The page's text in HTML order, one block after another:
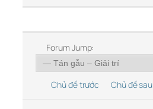
Forum Jump:
Chủ đề trước Chủ đề sau